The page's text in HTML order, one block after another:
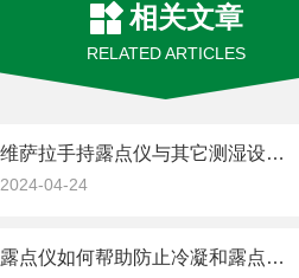
相关文章
RELATED ARTICLES
维萨拉手持露点仪与其它测湿设备的比较
2024-04-24
露点仪如何帮助防止冷凝和露点问题？